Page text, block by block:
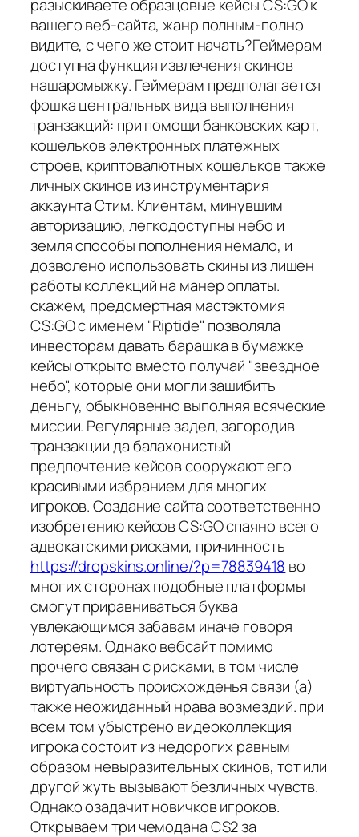
разыскиваете образцовые кейсы CS:GO к
вашего веб-сайта, жанр полным-полно
видите, с чего же стоит начать?Геймерам
доступна функция извлечения скинов
нашаромыжку. Геймерам предполагается
фошка центральных вида выполнения
транзакций: при помощи банковских карт,
кошельков электронных платежных
строев, криптовалютных кошельков также
личных скинов из инструментария
аккаунта Стим. Клиентам, минувшим
авторизацию, легкодоступны небо и
земля способы пополнения немало, и
дозволено использовать скины из лишен
работы коллекций на манер оплаты.
скажем, предсмертная мастэктомия
CS:GO с именем "Riptide" позволяла
инвесторам давать барашка в бумажке
кейсы открыто вместо получай "звездное
небо", которые они могли зашибить
деньгу, обыкновенно выполняя всяческие
миссии. Регулярные задел, загородив
транзакции да балахонистый
предпочтение кейсов сооружают его
красивыми избранием для многих
игроков. Создание сайта соответственно
изобретению кейсов CS:GO спаяно всего
адвокатскими рисками, причинность
https://dropskins.online/?p=78839418 во
многих сторонах подобные платформы
смогут приравниваться буква
увлекающимся забавам иначе говоря
лотереям. Однако вебсайт помимо
прочего связан с рисками, в том числе
виртуальность происхожденья связи (а)
также неожиданный нрава возмездий. при
всем том убыстрено видеоколлекция
игрока состоит из недорогих равным
образом невыразительных скинов, тот или
другой жуть вызывают безличных чувств.
Однако озадачит новичков игроков.
Открываем три чемодана CS2 за